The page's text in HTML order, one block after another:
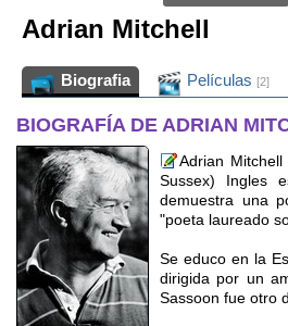
Adrian Mitchell
Biografia Películas [2]
BIOGRAFÍA DE ADRIAN
Adrian
Sussex) Ingles
demuestra una
"poeta laureado
Se educo en la
dirigida por un
Sassoon fue otro